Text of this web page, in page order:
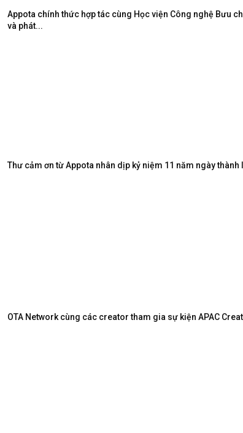
Appota chính thức hợp tác cùng Học viện Công nghệ Bưu
và phát...
Thư cảm ơn từ Appota nhân dịp kỷ niệm 11 năm ngày
OTA Network cùng các creator tham gia sự kiện APAC